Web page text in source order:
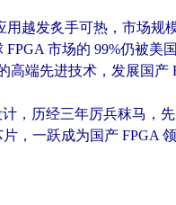
越发炙手可热，市场规
市场的 99%仍被美
端先进技术，发展国产
，历经三年厉兵秣马，
，一跃成为国产 FPGA 领